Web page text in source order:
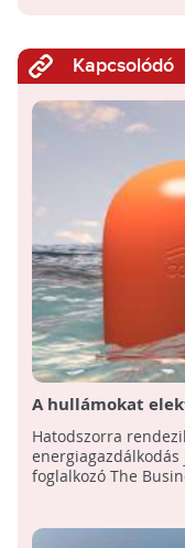
Kapcsolódó
A hullámokat
mutattak be egy
konferencián
Hatodszorra
foglalkozó The